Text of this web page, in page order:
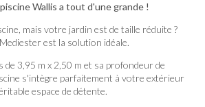
Wallis a tout d'une grande !
mais votre jardin est de taille réduite ?
est la solution idéale.
de 3,95 m x 2,50 m et sa profondeur de
s'intègre parfaitement à votre extérieur
espace de détente.